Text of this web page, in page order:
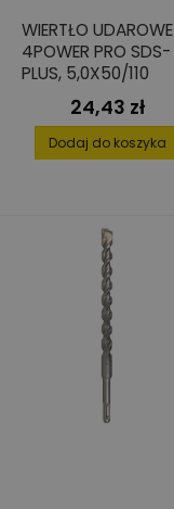
WIERTŁO UDAROWE
4POWER PRO SDS-
PLUS, 5,0X50/110
Cena
24,43 zł
Dodaj do koszyka